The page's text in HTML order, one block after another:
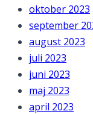
oktober 2023
september
august 2023
juli 2023
juni 2023
maj 2023
april 2023